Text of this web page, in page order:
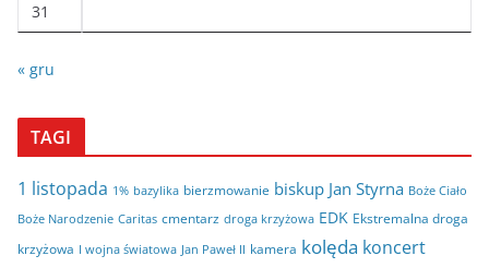
31
« gru
TAGI
1 listopada 1% bazylika bierzmowanie biskup Jan Styrna Boże Ciało
Boże Narodzenie Caritas cmentarz droga krzyżowa EDK Ekstremalna droga
krzyżowa I wojna światowa Jan Paweł II kamera kolęda koncert